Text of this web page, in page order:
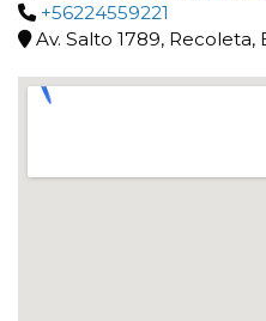
+56224559221
Av. Salto 1789,